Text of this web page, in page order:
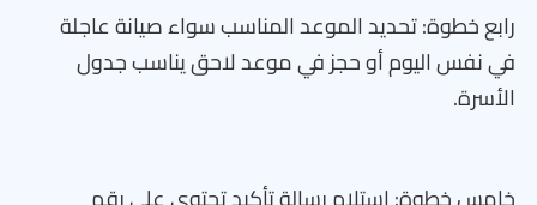
رابع خطوة: تحديد الموعد المناسب سواء صيانة عاجلة
في نفس اليوم أو حجز في موعد لاحق يناسب جدول
الأسرة.